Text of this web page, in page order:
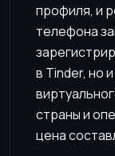
профиля, и
телефона
в Tinder, но
страны и
цена